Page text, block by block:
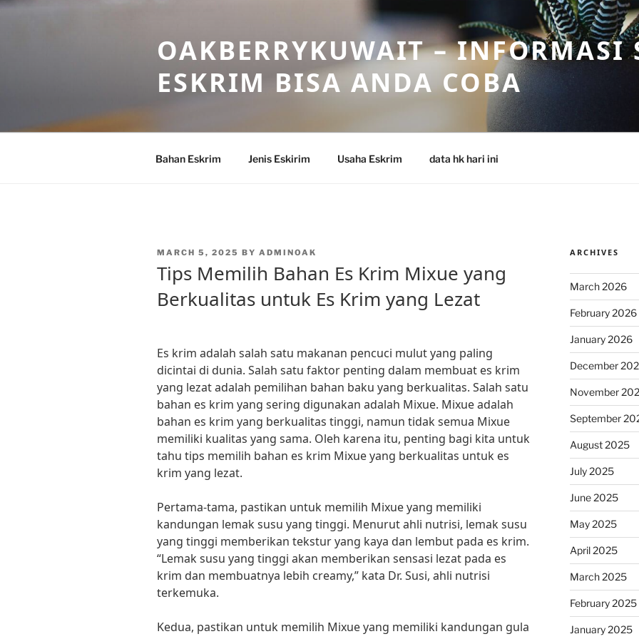
Skip
OAKBERRYKUWAIT – INFORMASI
ESKRIM BISA ANDA COBA
Bahan Eskrim Jenis Eskirim Usaha Eskrim data hk hari ini
POSTED
MARCH 5, 2025 BY ADMINOAK
Tips Memilih Bahan Es Krim Mixue yang
Berkualitas untuk Es Krim yang Lezat
Es krim adalah salah satu makanan pencuci mulut yang paling
dicintai di dunia. Salah satu faktor penting dalam membuat es krim
yang lezat adalah pemilihan bahan baku yang berkualitas. Salah satu
bahan es krim yang sering digunakan adalah Mixue. Mixue adalah
bahan es krim yang berkualitas tinggi, namun tidak semua Mixue
memiliki kualitas yang sama. Oleh karena itu, penting bagi kita untuk
tahu tips memilih bahan es krim Mixue yang berkualitas untuk es
krim yang lezat.
Pertama-tama, pastikan untuk memilih Mixue yang memiliki
kandungan lemak susu yang tinggi. Menurut ahli nutrisi, lemak susu
yang tinggi memberikan tekstur yang kaya dan lembut pada es krim.
“Lemak susu yang tinggi akan memberikan sensasi lezat pada es
krim dan membuatnya lebih creamy,” kata Dr. Susi, ahli nutrisi
terkemuka.
Kedua, pastikan untuk memilih Mixue yang memiliki kandungan gula
ARCHIVES
March 2026
February 2026
January 2026
December
November
September
August 2025
July 2025
June 2025
May 2025
April 2025
March 2025
February 2025
January 2025